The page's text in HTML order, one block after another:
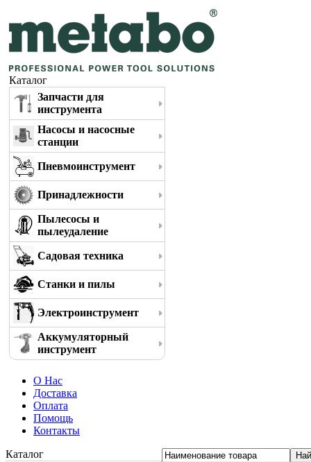
Каталог
Запчасти для
инструмента
Насосы и насосные
станции
Пневмоинструмент
Принадлежности
Пылесосы и
пылеудаление
Садовая техника
Станки и пилы
Электроинструмент
Аккумуляторный
инструмент
О Нас
Доставка
Оплата
Помощь
Контакты
Каталог